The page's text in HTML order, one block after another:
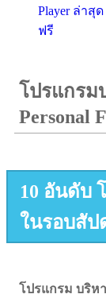
Player ล่าสุ
ฟรี
โปรแกรม
Personal
10 อันดับ
ในรอบสัป
โปรแกรม บริหา